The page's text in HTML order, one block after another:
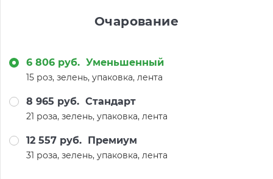
Очарование
6 806 руб. Уменьшенный
15 роз, зелень, упаковка, лента
8 965 руб. Стандарт
21 роза, зелень, упаковка, лента
12 557 руб. Премиум
31 роза, зелень, упаковка, лента